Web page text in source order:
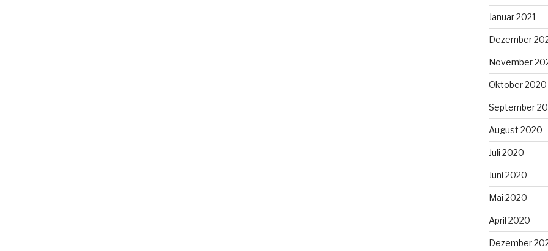
Januar 2021
Dezember
November
Oktober 2020
September
August 2020
Juli 2020
Juni 2020
Mai 2020
April 2020
Dezember